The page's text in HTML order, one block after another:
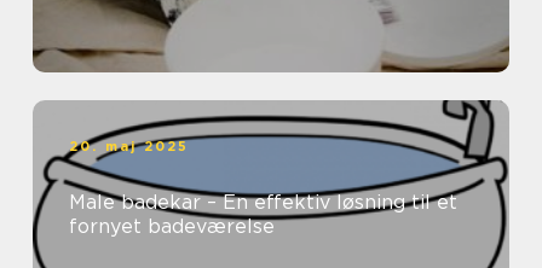
20. maj 2025
Male badekar – En effektiv løsning til et
fornyet badeværelse